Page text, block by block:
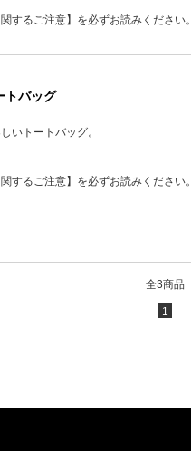
するご注意】を必ずお読みください。
トバッグ
いトートバッグ。
するご注意】を必ずお読みください。
全3商品
1